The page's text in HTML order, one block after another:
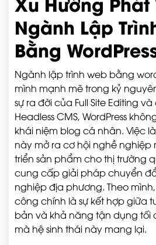
Ngành Lập
Bằng
Ngành lập trình web bằng
mình mạnh mẽ trong kỷ
sự ra đời của Full Site Editing
Headless CMS, WordPress
khái niệm blog cá nhân. Việc
này mở ra cơ hội nghề nghiệp
triển sản phẩm cho thị trường
cung cấp giải pháp chuyển
nghiệp địa phương. Theo
công chính là sự kết hợp giữa
bản và khả năng tận dụng tối
mà hệ sinh thái này mang lại.